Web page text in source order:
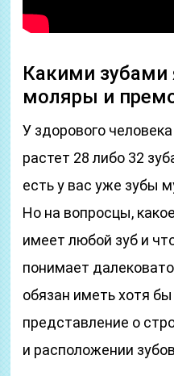
Какими зубами
моляры и
У здорового
растет 28 либо 32
есть у вас уже зубы
Но на вопросцы,
имеет любой зуб и
понимает
обязан иметь хотя
представление о
и расположении